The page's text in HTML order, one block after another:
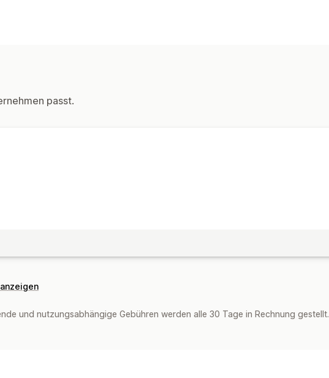
passt.
und nutzungsabhängige Gebühren werden alle 30 Tage in Rechnung gestellt.